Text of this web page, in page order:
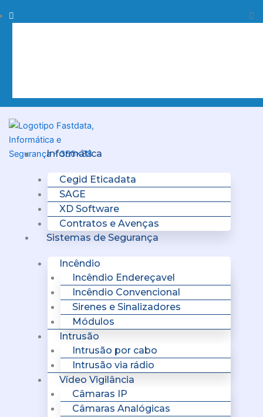
to
Procurar
Informática
Cegid Eticadata
SAGE
XD Software
Contratos e Avenças
Sistemas de Segurança
Incêndio
Incêndio Endereçavel
Incêndio Convencional
Sirenes e Sinalizadores
Módulos
Intrusão
Intrusão por cabo
Intrusão via rádio
Vídeo Vigilância
Câmaras IP
Câmaras Analógicas
Menu